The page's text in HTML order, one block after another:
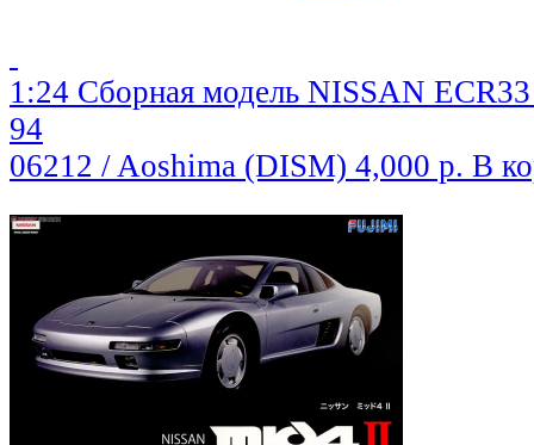
1:24 Сборная модель NISSAN
94
06212 / Aoshima (DISM) 4,000 р. В